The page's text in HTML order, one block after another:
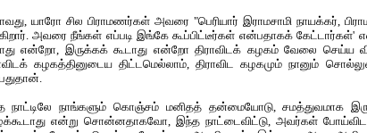
யாரோ சில பிராமணர்கள் அவரை "பெரியார் இராமசாமி நாயக்கர்,
அவரை நீங்கள் எப்படி இங்கே கூப்பிட்டீர்கள் என்பதாகக் கேட்டார்கள்'
என்றோ, இருக்கக் கூடாது என்றோ திராவிடக் கழகம் வேலை செய்ய
கழகத்தினுடைய திட்டமெல்லாம், திராவிட கழகமும் நானும்
நாட்டிலே நாங்களும் கொஞ்சம் மனிதத் தன்மையோடு, சமத்துவமாக
என்று சொன்னதாகவோ, இந்த நாட்டைவிட்டு, அவர்கள்